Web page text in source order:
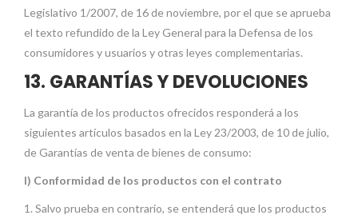
Legislativo 1/2007, de 16 de noviembre, por el que se aprueba
el texto refundido de la Ley General para la Defensa de los
consumidores y usuarios y otras leyes complementarias.
13. GARANTÍAS Y DEVOLUCIONES
La garantía de los productos ofrecidos responderá a los
siguientes artículos basados en la Ley 23/2003, de 10 de julio,
de Garantías de venta de bienes de consumo:
I) Conformidad de los productos con el contrato
1. Salvo prueba en contrario, se entenderá que los productos